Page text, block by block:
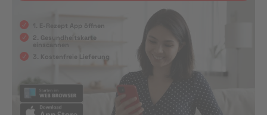
1. E-Rezept App öffnen
2. Gesundheitskarte
einscannen
3. Kostenfreie Lieferung